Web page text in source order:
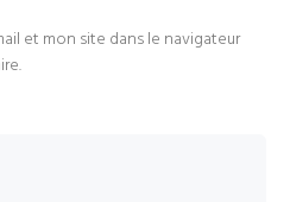
et mon site dans le navigateur